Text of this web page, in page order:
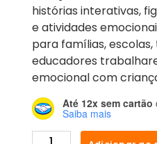
histórias interativas,
e atividades
para famílias,
educadores
emocional com
Até 12x sem cartão
Saiba mais